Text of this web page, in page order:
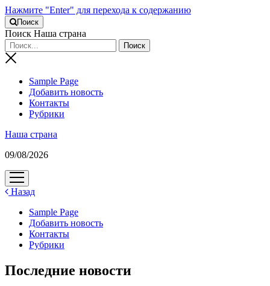
Нажмите "Enter" для перехода к содержанию
Поиск
Поиск Наша страна
Sample Page
Добавить новость
Контакты
Рубрики
Наша страна
09/08/2026
открыть
меню
Назад
Sample Page
Добавить новость
Контакты
Рубрики
Последние новости